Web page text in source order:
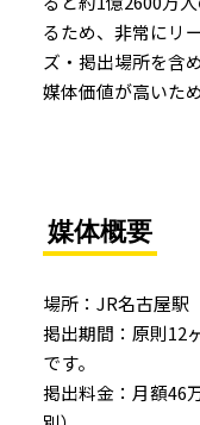
るため、非常にリ
ズ・掲出場所を含
媒体価値が高いた
媒体概要
場所：JR名古屋
掲出期間：原則
です。
掲出料金：月額46